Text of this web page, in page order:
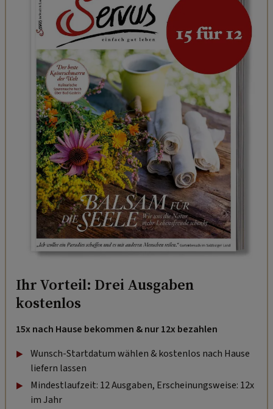
Ihr Vorteil: Drei Ausgaben
kostenlos
15x nach Hause bekommen & nur 12x bezahlen
Wunsch-Startdatum wählen & kostenlos nach Hause
liefern lassen
Mindestlaufzeit: 12 Ausgaben, Erscheinungsweise: 12x
im Jahr